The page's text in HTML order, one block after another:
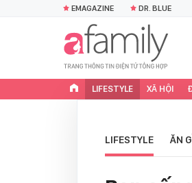
EMAGAZINE DR. BLUE
LIFESTYLE XÃ HỘI
LIFESTYLE ĂN